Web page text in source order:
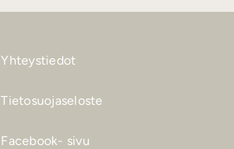
Yhteystiedot
Tietosuojaseloste
Facebook- sivu